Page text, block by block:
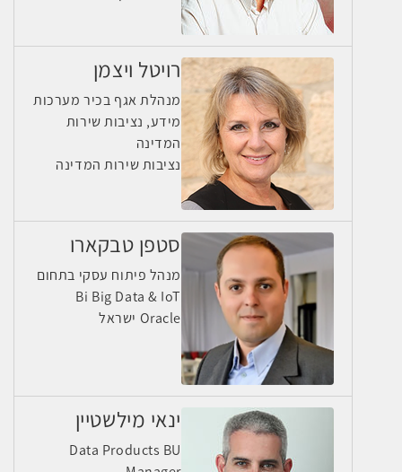
רויטל ויצמן
מנהלת אגף בכיר מערכות
מידע, נציבות שירות
המדינה
נציבות שירות המדינה
סטפן טבקארו
מנהל פיתוח עסקי בתחום
Bi Big Data & IoT
Oracle ישראל
ינאי מילשטיין
Data Products BU